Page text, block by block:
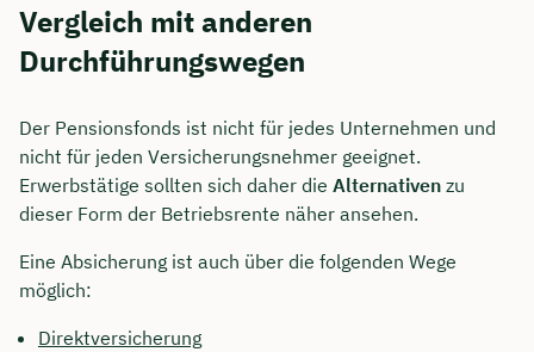
Vergleich mit anderen
Durchführungswegen
Der Pensionsfonds ist nicht für jedes Unternehmen und
nicht für jeden Versicherungsnehmer geeignet.
Erwerbstätige sollten sich daher die Alternativen zu
dieser Form der Betriebsrente näher ansehen.
Eine Absicherung ist auch über die folgenden Wege
möglich:
Direktversicherung